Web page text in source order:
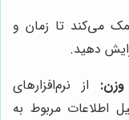
می‌کند تا زمان و
دهید.
وزن: از نرم‌افزارهای
اطلاعات مربوط به